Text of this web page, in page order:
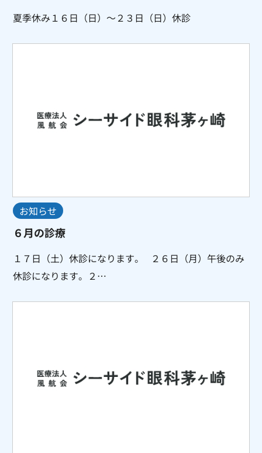
夏季休み１６日（日）～２３日（日）休診
お知らせ
６月の診療
１７日（土）休診になります。 ２６日（月）午後のみ
休診になります。２…